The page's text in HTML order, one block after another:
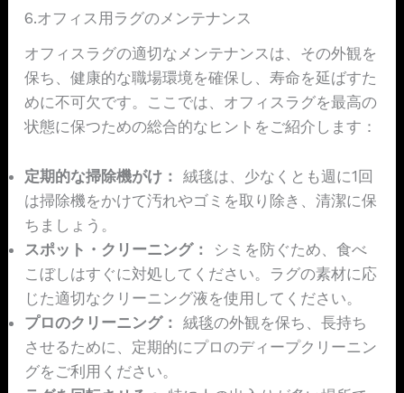
6.オフィス用ラグのメンテナンス
オフィスラグの適切なメンテナンスは、その外観を
保ち、健康的な職場環境を確保し、寿命を延ばすた
めに不可欠です。ここでは、オフィスラグを最高の
状態に保つための総合的なヒントをご紹介します：
定期的な掃除機がけ：
絨毯は、少なくとも週に1回
は掃除機をかけて汚れやゴミを取り除き、清潔に保
ちましょう。
スポット・クリーニング：
シミを防ぐため、食べ
こぼしはすぐに対処してください。ラグの素材に応
じた適切なクリーニング液を使用してください。
プロのクリーニング：
絨毯の外観を保ち、長持ち
させるために、定期的にプロのディープクリーニン
グをご利用ください。